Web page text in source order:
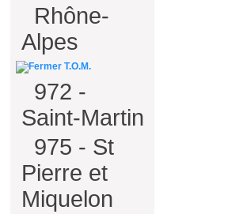
Rhône-
Alpes
T.O.M.
972 -
Saint-Martin
975 - St
Pierre et
Miquelon